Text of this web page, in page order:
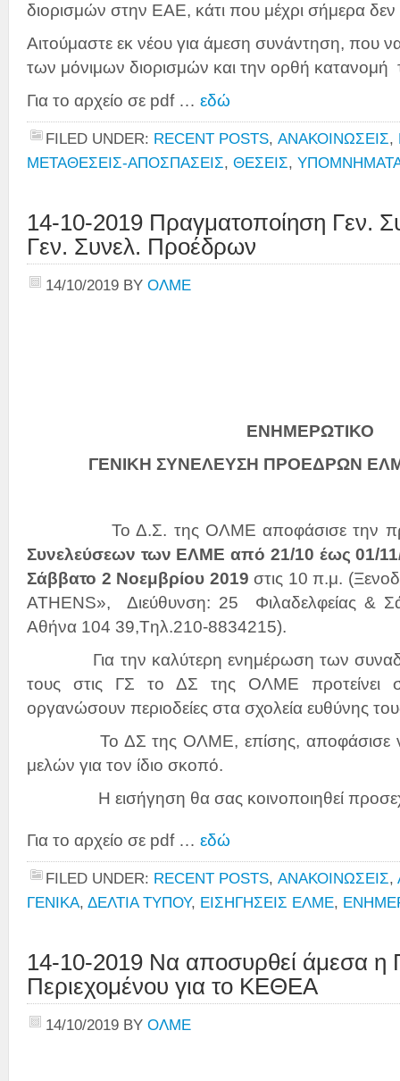
διορισμών στην ΕΑΕ, κάτι που μέχρι σήμερα δεν
Αιτούμαστε εκ νέου για άμεση συνάντηση, που
των μόνιμων διορισμών και την ορθή κατανομή
Για το αρχείο σε pdf … εδώ
FILED UNDER: RECENT POSTS, ΑΝΑΚΟΙΝΩΣΕΙΣ,
ΜΕΤΑΘΕΣΕΙΣ-ΑΠΟΣΠΑΣΕΙΣ, ΘΕΣΕΙΣ,
14-10-2019 Πραγματοποίηση Γεν.
Γεν. Συνελ. Προέδρων
14/10/2019 BY ΟΛΜΕ
ΕΝΗΜΕΡΩΤΙΚΟ
ΓΕΝΙΚΗ ΣΥΝΕΛΕΥΣΗ ΠΡΟΕΔΡΩΝ
Το Δ.Σ. της ΟΛΜΕ αποφάσισε την
Συνελεύσεων των ΕΛΜΕ από 21/10 έως 01/
Σάββατο 2 Νοεμβρίου 2019 στις 10 π.μ.
ATHENS», Διεύθυνση: 25 Φιλαδελφείας &
Αθήνα 104 39,Tηλ.210-8834215).
Για την καλύτερη ενημέρωση των
τους στις ΓΣ το ΔΣ της ΟΛΜΕ
οργανώσουν περιοδείες στα σχολεία ευθύνης
Το ΔΣ της ΟΛΜΕ, επίσης, αποφάσισε να
μελών για τον ίδιο σκοπό.
Η εισήγηση θα σας κοινοποιηθεί
Για το αρχείο σε pdf … εδώ
FILED UNDER: RECENT POSTS, ΑΝΑΚΟΙΝΩΣΕΙΣ,
ΓΕΝΙΚΑ, ΔΕΛΤΙΑ ΤΥΠΟΥ, ΕΙΣΗΓΗΣΕΙΣ ΕΛΜΕ,
14-10-2019 Να αποσυρθεί άμεσα
Περιεχομένου για το ΚΕΘΕΑ
14/10/2019 BY ΟΛΜΕ